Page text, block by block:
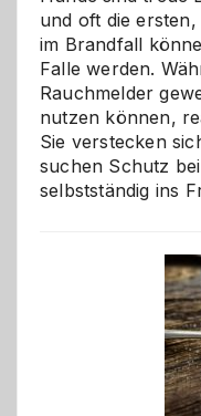
und oft die
im Brandfall
Falle werden.
Rauchmelder
nutzen können,
Sie verstecken
suchen Schutz
selbstständig ins